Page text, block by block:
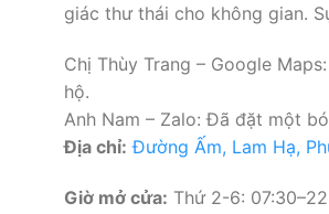
giác thư thái cho không gian.
Chị Thùy Trang – Google
hộ.
Anh Nam – Zalo: Đã đặt một
Địa chỉ: Đường Ấm, Lam Hạ,
Giờ mở cửa: Thứ 2-6: